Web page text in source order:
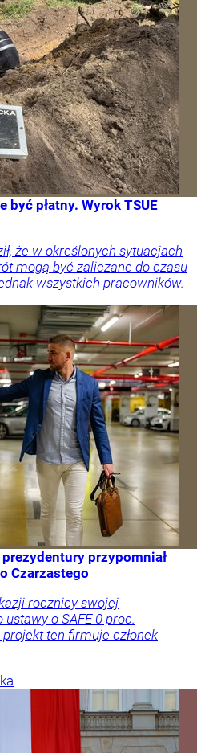
być płatny. Wyrok TSUE
że w określonych sytuacjach
mogą być zaliczane do czasu
wszystkich pracowników.
przypomniał
Czarzastego
rocznicy swojej
o SAFE 0 proc.
projekt ten firmuje członek